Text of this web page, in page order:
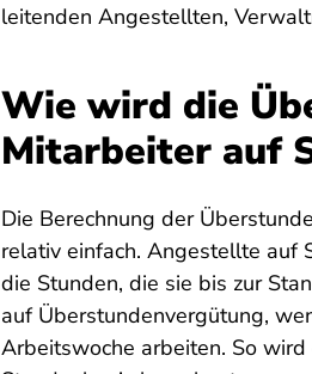
leitenden Angestellten,
Wie wird die
Mitarbeiter auf
Die Berechnung der
relativ einfach. Angestellte auf
die Stunden, die sie bis zur
auf Überstundenvergütung,
Arbeitswoche arbeiten. So